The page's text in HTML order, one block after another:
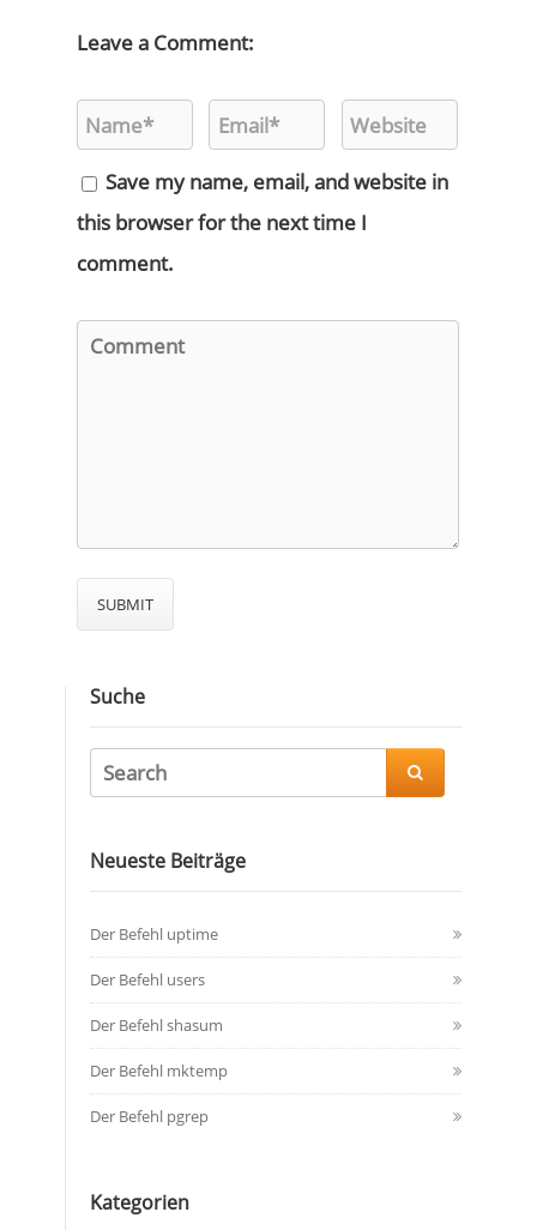
Leave a Comment:
Save my name, email, and website in
this browser for the next time I
comment.
Suche

Neueste Beiträge
Der Befehl uptime
Der Befehl users
Der Befehl shasum
Der Befehl mktemp
Der Befehl pgrep
Kategorien